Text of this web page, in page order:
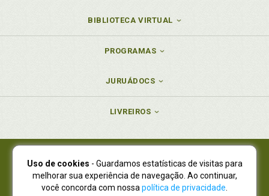
BIBLIOTECA VIRTUAL
PROGRAMAS
JURUÁDOCS
LIVREIROS
Juruá Editora Ltda., CNPJ 77.535.508/0001-19
Juruá Informática Ltda., CNPJ 01.701.561/0001-80
NOVO ENDEREÇO:R. Flávio Dallegrave, 7665, São Lourenço |
Uso de cookies - Guardamos estatísticas de visitas para
melhorar sua experiência de navegação. Ao continuar,
você concorda com nossa política de privacidade